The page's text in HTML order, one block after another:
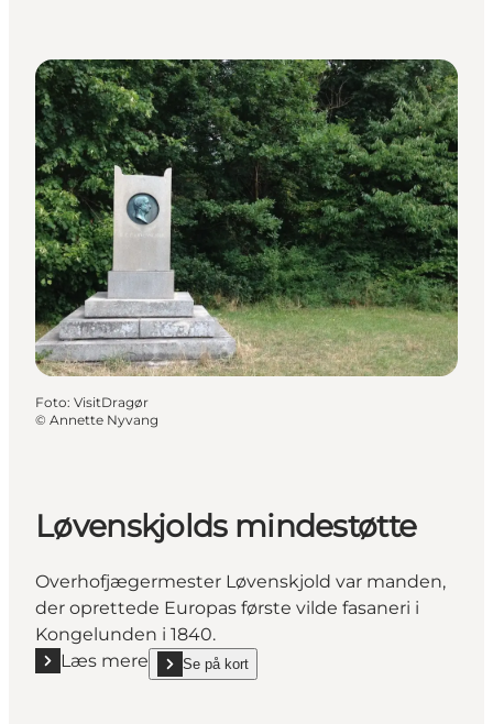
Foto: VisitDragør
© Annette Nyvang
Løvenskjolds mindestøtte
Overhofjægermester Løvenskjold var manden,
der oprettede Europas første vilde fasaneri i
Kongelunden i 1840.
Læs mere
Læs mere "Løvenskjolds mindestøtte"
Se på kort
show Løvenskjolds mindestøtte on_map